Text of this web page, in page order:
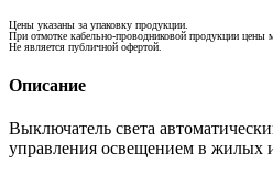
Цены указаны за упаковку продукции.
При отмотке кабельно-проводниковой продукции цены
Не является публичной офертой.
Описание
Выключатель света
управления освещением в